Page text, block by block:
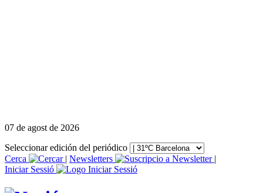
07 de agost de 2026
Seleccionar edición del periódico
Cerca
| Newsletters
|
Iniciar Sessió